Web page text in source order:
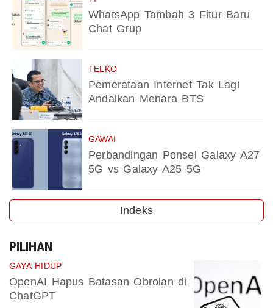
WhatsApp Tambah 3 Fitur Baru
Chat Grup
TELKO
Pemerataan Internet Tak Lagi
Andalkan Menara BTS
GAWAI
Perbandingan Ponsel Galaxy A27
5G vs Galaxy A25 5G
Indeks
PILIHAN
GAYA HIDUP
OpenAI Hapus Batasan Obrolan di
ChatGPT